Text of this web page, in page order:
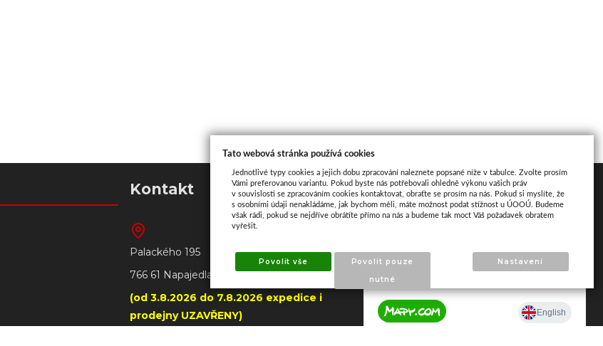
Kontakt
Palackého 195
766 61 Napajedla
(od 3.8.2026 do 7.8.2026 expedice i
prodejny UZAVŘENY)
Mapa
Tato webová stránka používá cookies
Jednotlivé typy cookies a jejich dobu zpracování naleznete popsané níže v tabulce. Zvolte prosím
Vámi preferovanou variantu. Pokud byste nás potřebovali ohledně výkonu vašich práv
v souvislosti se zpracováním cookies kontaktovat, obraťte se prosím na nás. Pokud si myslíte, že
s osobními údaji nenakládáme, jak bychom měli, máte možnost podat stížnost u ÚOOÚ. Budeme
však rádi, pokud se nejdříve obrátíte přímo na nás a budeme tak moct Váš požadavek obratem
vyřešit.
Povolit vše
Povolit pouze
nutné
Nastavení